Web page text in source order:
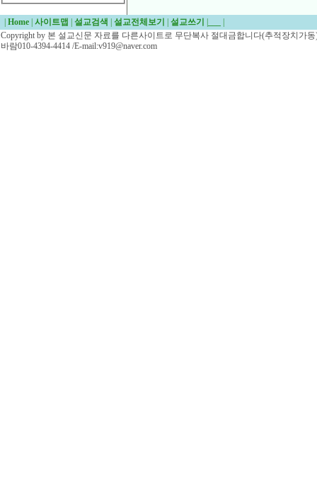
Home 사이트맵 설교검색 설교전체보기 설교쓰기
Copyright by 본 설교신문 자료를 다른사이트로 무단복사 절대금합니다(추적장치가
바람010-4394-4414 /E-mail:v919@naver.com